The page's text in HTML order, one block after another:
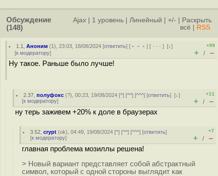
Обсуждение
(148)
Ajax 1 уровень Линейный +/-
Раскрыть
всё
RSS
1.1 ,Аноним (1), 23:03, 18/08/2024 [ответить] [ ﹢﹢﹢] [ · · ·][↓]
[к модератору]
+99
+ / –
Ну такое. Раньше было лучше!
2.37 ,полуфокс (?), 00:23, 19/08/2024 [^] [^^] [^^^] [ответить][↓]
[к модератору]
+11
+ / –
ну терь заживем +20% к доле в браузерах
3.52 ,crypt (ok), 04:49, 19/08/2024 [^] [^^] [^^^] [ответить]
[к модератору]
+7
+ / –
главная проблема мозиллы решена!
> Новый вариант представляет собой абстрактный
символ, который с одной стороны выглядит как